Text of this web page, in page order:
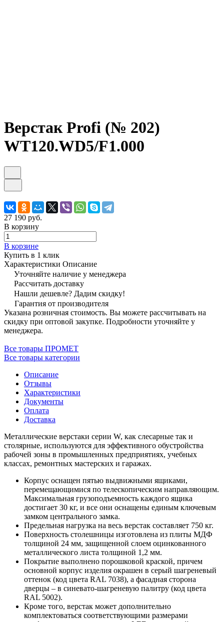
Верстак Profi (№ 202)
WT120.WD5/F1.000
27 190 руб.
В корзину
В корзине
Купить в 1 клик
Характеристики Описание
Уточняйте наличие у менеджера
Рассчитать доставку
Нашли дешевле? Дадим скидку!
Гарантия от производителя
Указана розничная стоимость. Вы можете рассчитывать на
скидку при оптовой закупке. Подробности уточняйте у
менеджера.
Все товары ПРОМЕТ
Все товары категории
Описание
Отзывы
Характеристики
Документы
Оплата
Доставка
Металлические верстаки серии W, как слесарные так и
столярные, используются для эффективного обустройства
рабочей зоны в промышленных предприятиях, учебных
классах, ремонтных мастерских и гаражах.
Корпус оснащен пятью выдвижными ящиками,
перемещающимися по телескопическим направляющим.
Максимальная грузоподъемность каждого ящика
достигает 30 кг, и все они оснащены единым ключевым
замком центрального замка.
Предельная нагрузка на весь верстак составляет 750 кг.
Поверхность столешницы изготовлена из плиты МДФ
толщиной 24 мм, защищенной слоем оцинкованного
металлического листа толщиной 1,2 мм.
Покрытие выполнено порошковой краской, причем
основной корпус изделия окрашен в серый шагреневый
оттенок (код цвета RAL 7038), а фасадная сторона
дверцы – в синевато-шагреневую палитру (код цвета
RAL 5002).
Кроме того, верстак может дополнительно
комплектоваться соответствующими размерами